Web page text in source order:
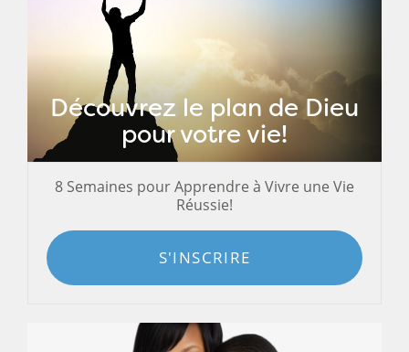
Découvrez le plan de Dieu
pour votre vie!
8 Semaines pour Apprendre à Vivre une Vie
Réussie!
S'INSCRIRE